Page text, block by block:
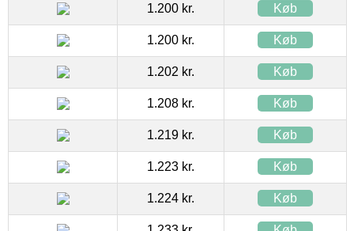
1.200 kr. Køb
1.200 kr. Køb
1.202 kr. Køb
1.208 kr. Køb
1.219 kr. Køb
1.223 kr. Køb
1.224 kr. Køb